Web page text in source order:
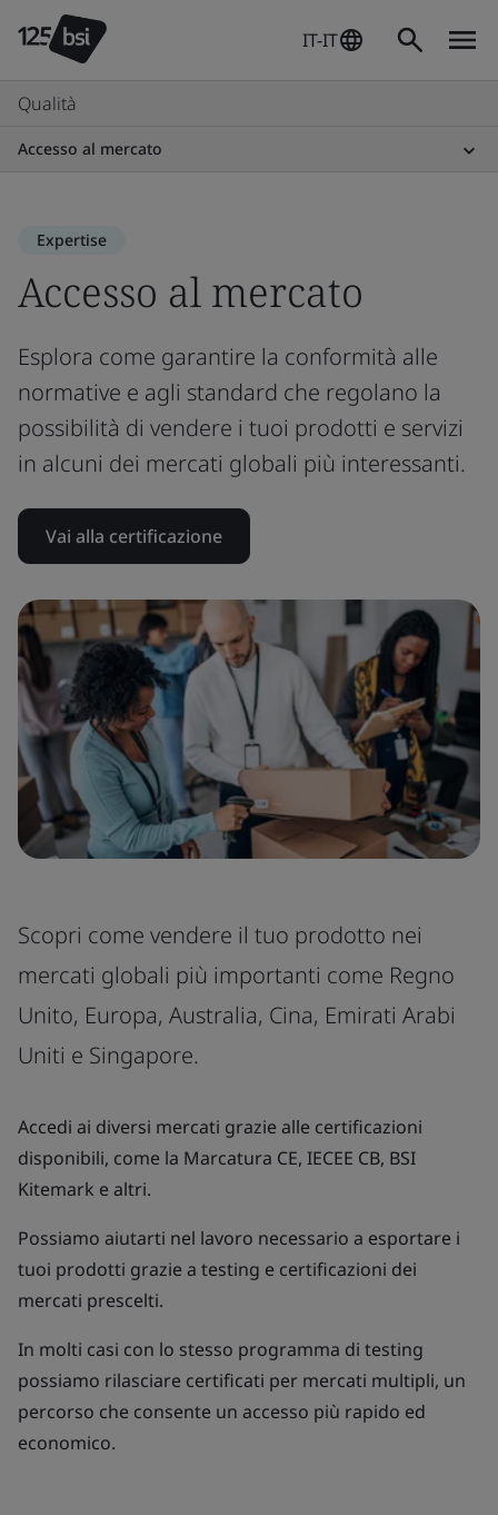
IT-IT
Qualità
Accesso al mercato
Expertise
Accesso al mercato
Esplora come garantire la conformità alle
normative e agli standard che regolano la
possibilità di vendere i tuoi prodotti e servizi
in alcuni dei mercati globali più interessanti.
Vai alla certificazione
Scopri come vendere il tuo prodotto nei
mercati globali più importanti come Regno
Unito, Europa, Australia, Cina, Emirati Arabi
Uniti e Singapore.
Accedi ai diversi mercati grazie alle certificazioni
disponibili, come la Marcatura CE, IECEE CB, BSI
Kitemark e altri.
Possiamo aiutarti nel lavoro necessario a esportare i
tuoi prodotti grazie a testing e certificazioni dei
mercati prescelti.
In molti casi con lo stesso programma di testing
possiamo rilasciare certificati per mercati multipli, un
percorso che consente un accesso più rapido ed
economico.